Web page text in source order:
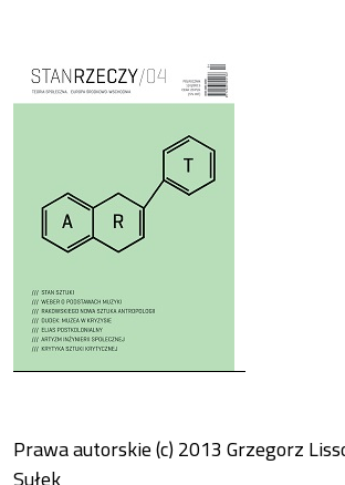
Cover image
Prawa autorskie (c) 2013 Grzegorz